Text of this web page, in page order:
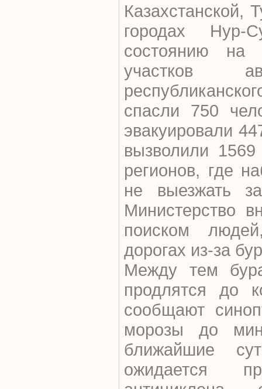
Казахстанской,
городах Нур-
состоянию
участков
спасли 750
эвакуировали
вызволили
регионов, где
не выезжать
Министерство
поиском
дорогах из-за
Между тем
продлятся до
сообщают
морозы до
ближайшие
ожидается